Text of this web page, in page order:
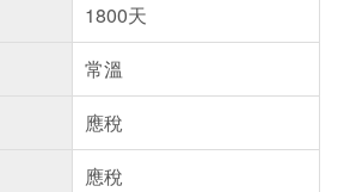
1800天
常溫
應稅
應稅